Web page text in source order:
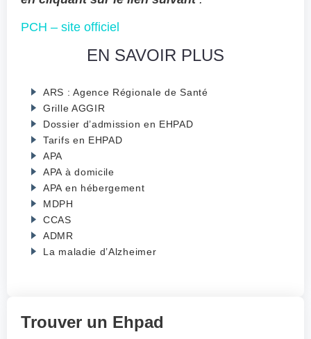
PCH – site officiel
EN SAVOIR PLUS
ARS : Agence Régionale de Santé
Grille AGGIR
Dossier d’admission en EHPAD
Tarifs en EHPAD
APA
APA à domicile
APA en hébergement
MDPH
CCAS
ADMR
La maladie d’Alzheimer
Trouver un Ehpad